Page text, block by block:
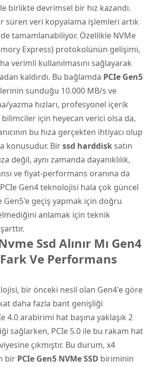
birlikte devrimsel bir hız kazandı.
süren veri kopyalama işlemleri artık
tamamlanabiliyor. Özellikle NVMe
Express) protokolünün gelişimi,
verimli kullanılmasını sağlayarak
kaldırdı. Bu bağlamda PCIe Gen5
sunduğu 10.000 MB/s ve
yazma hızları, profesyonel içerik
için heyecan verici olsa da,
bu hıza gerçekten ihtiyacı olup
konusudur. Birssd harddisksatın
değil, aynı zamanda dayanıklılık,
ve fiyat-performans oranına da
Gen4 teknolojisi hala çok güncel
Gen5'e geçiş yapmak için doğru
anlamak için teknik
Ssd Alınır Mı Gen4
Ve Performans
bir önceki nesil olan Gen4'e göre
daha fazla bant genişliği
4.0 arabirimi hat başına yaklaşık 2
sağlarken, PCIe 5.0 ile bu rakam hat
çıkmıştır. Bu durum, x4
bir PCIe Gen5 NVMe SSD biriminin